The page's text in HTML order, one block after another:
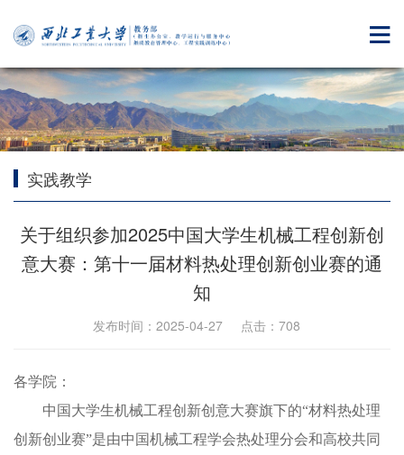
实践教学
关于组织参加2025中国大学生机械工程创新创
意大赛：第十一届材料热处理创新创业赛的通
知
发布时间：2025-04-27 点击： 708
各学院：
中国大学生机械工程创新创意大赛旗下的“材料热处理
创新创业赛”是由中国机械工程学会热处理分会和高校共同